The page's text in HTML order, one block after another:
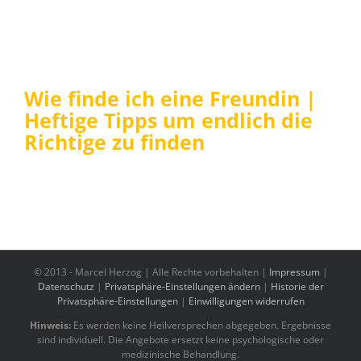
Wie finde ich eine Freundin |
Heftige Tipps um endlich die
Richtige zu finden
© 2013 - Marcel Herzog | Alle Rechte vorbehalten | Impressum |
Datenschutz | Privatsphäre-Einstellungen ändern| Historie der
Privatsphäre-Einstellungen| Einwilligungen widerrufen
Hinweis: Es werden keine Heilversprechen abgegeben. Ergebnisse
sind individuell. Die Angebote ersetzt keine psychologische oder
medizinische Behandlung.